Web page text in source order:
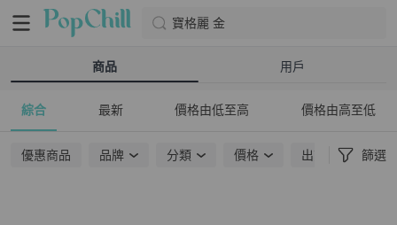
寶格麗 金
商品 用戶
綜合 最新 價格由低至高 價格由高至低
優惠商品 品牌 分類 價格 出貨地點 篩選